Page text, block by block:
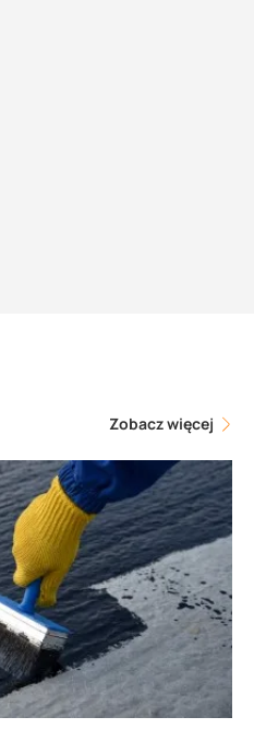
Zobacz więcej